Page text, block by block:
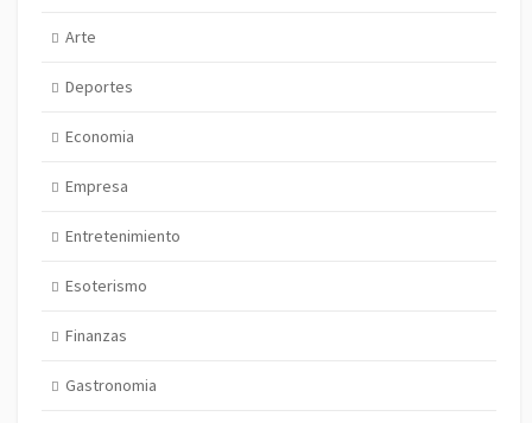
Arte
Deportes
Economia
Empresa
Entretenimiento
Esoterismo
Finanzas
Gastronomia